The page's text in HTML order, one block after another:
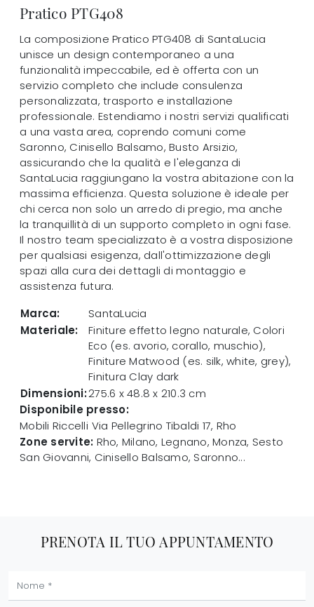
Pratico PTG408
La composizione Pratico PTG408 di SantaLucia
unisce un design contemporaneo a una
funzionalità impeccabile, ed è offerta con un
servizio completo che include consulenza
personalizzata, trasporto e installazione
professionale. Estendiamo i nostri servizi qualificati
a una vasta area, coprendo comuni come
Saronno, Cinisello Balsamo, Busto Arsizio,
assicurando che la qualità e l'eleganza di
SantaLucia raggiungano la vostra abitazione con la
massima efficienza. Questa soluzione è ideale per
chi cerca non solo un arredo di pregio, ma anche
la tranquillità di un supporto completo in ogni fase.
Il nostro team specializzato è a vostra disposizione
per qualsiasi esigenza, dall'ottimizzazione degli
spazi alla cura dei dettagli di montaggio e
assistenza futura.
Marca:
SantaLucia
Materiale:
Finiture effetto legno naturale, Colori
Eco (es. avorio, corallo, muschio),
Finiture Matwood (es. silk, white, grey),
Finitura Clay dark
Dimensioni:275.6 x 48.8 x 210.3 cm
Disponibile presso:
Mobili Riccelli Via Pellegrino Tibaldi 17, Rho
Zone servite: Rho, Milano, Legnano, Monza, Sesto
San Giovanni, Cinisello Balsamo, Saronno...
PRENOTA IL TUO APPUNTAMENTO